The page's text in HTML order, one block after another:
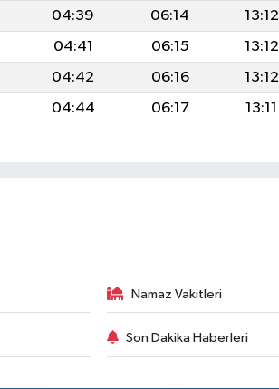
04:39 06:14 13:12
04:41 06:15 13:12
04:42 06:16 13:12
04:44 06:17 13:11
Namaz Vakitleri
Son Dakika Haberleri